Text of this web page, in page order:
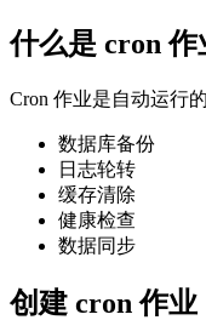
什么是 cron 作
Cron 作业是自动运行
数据库备份
日志轮转
缓存清除
健康检查
数据同步
创建 cron 作业